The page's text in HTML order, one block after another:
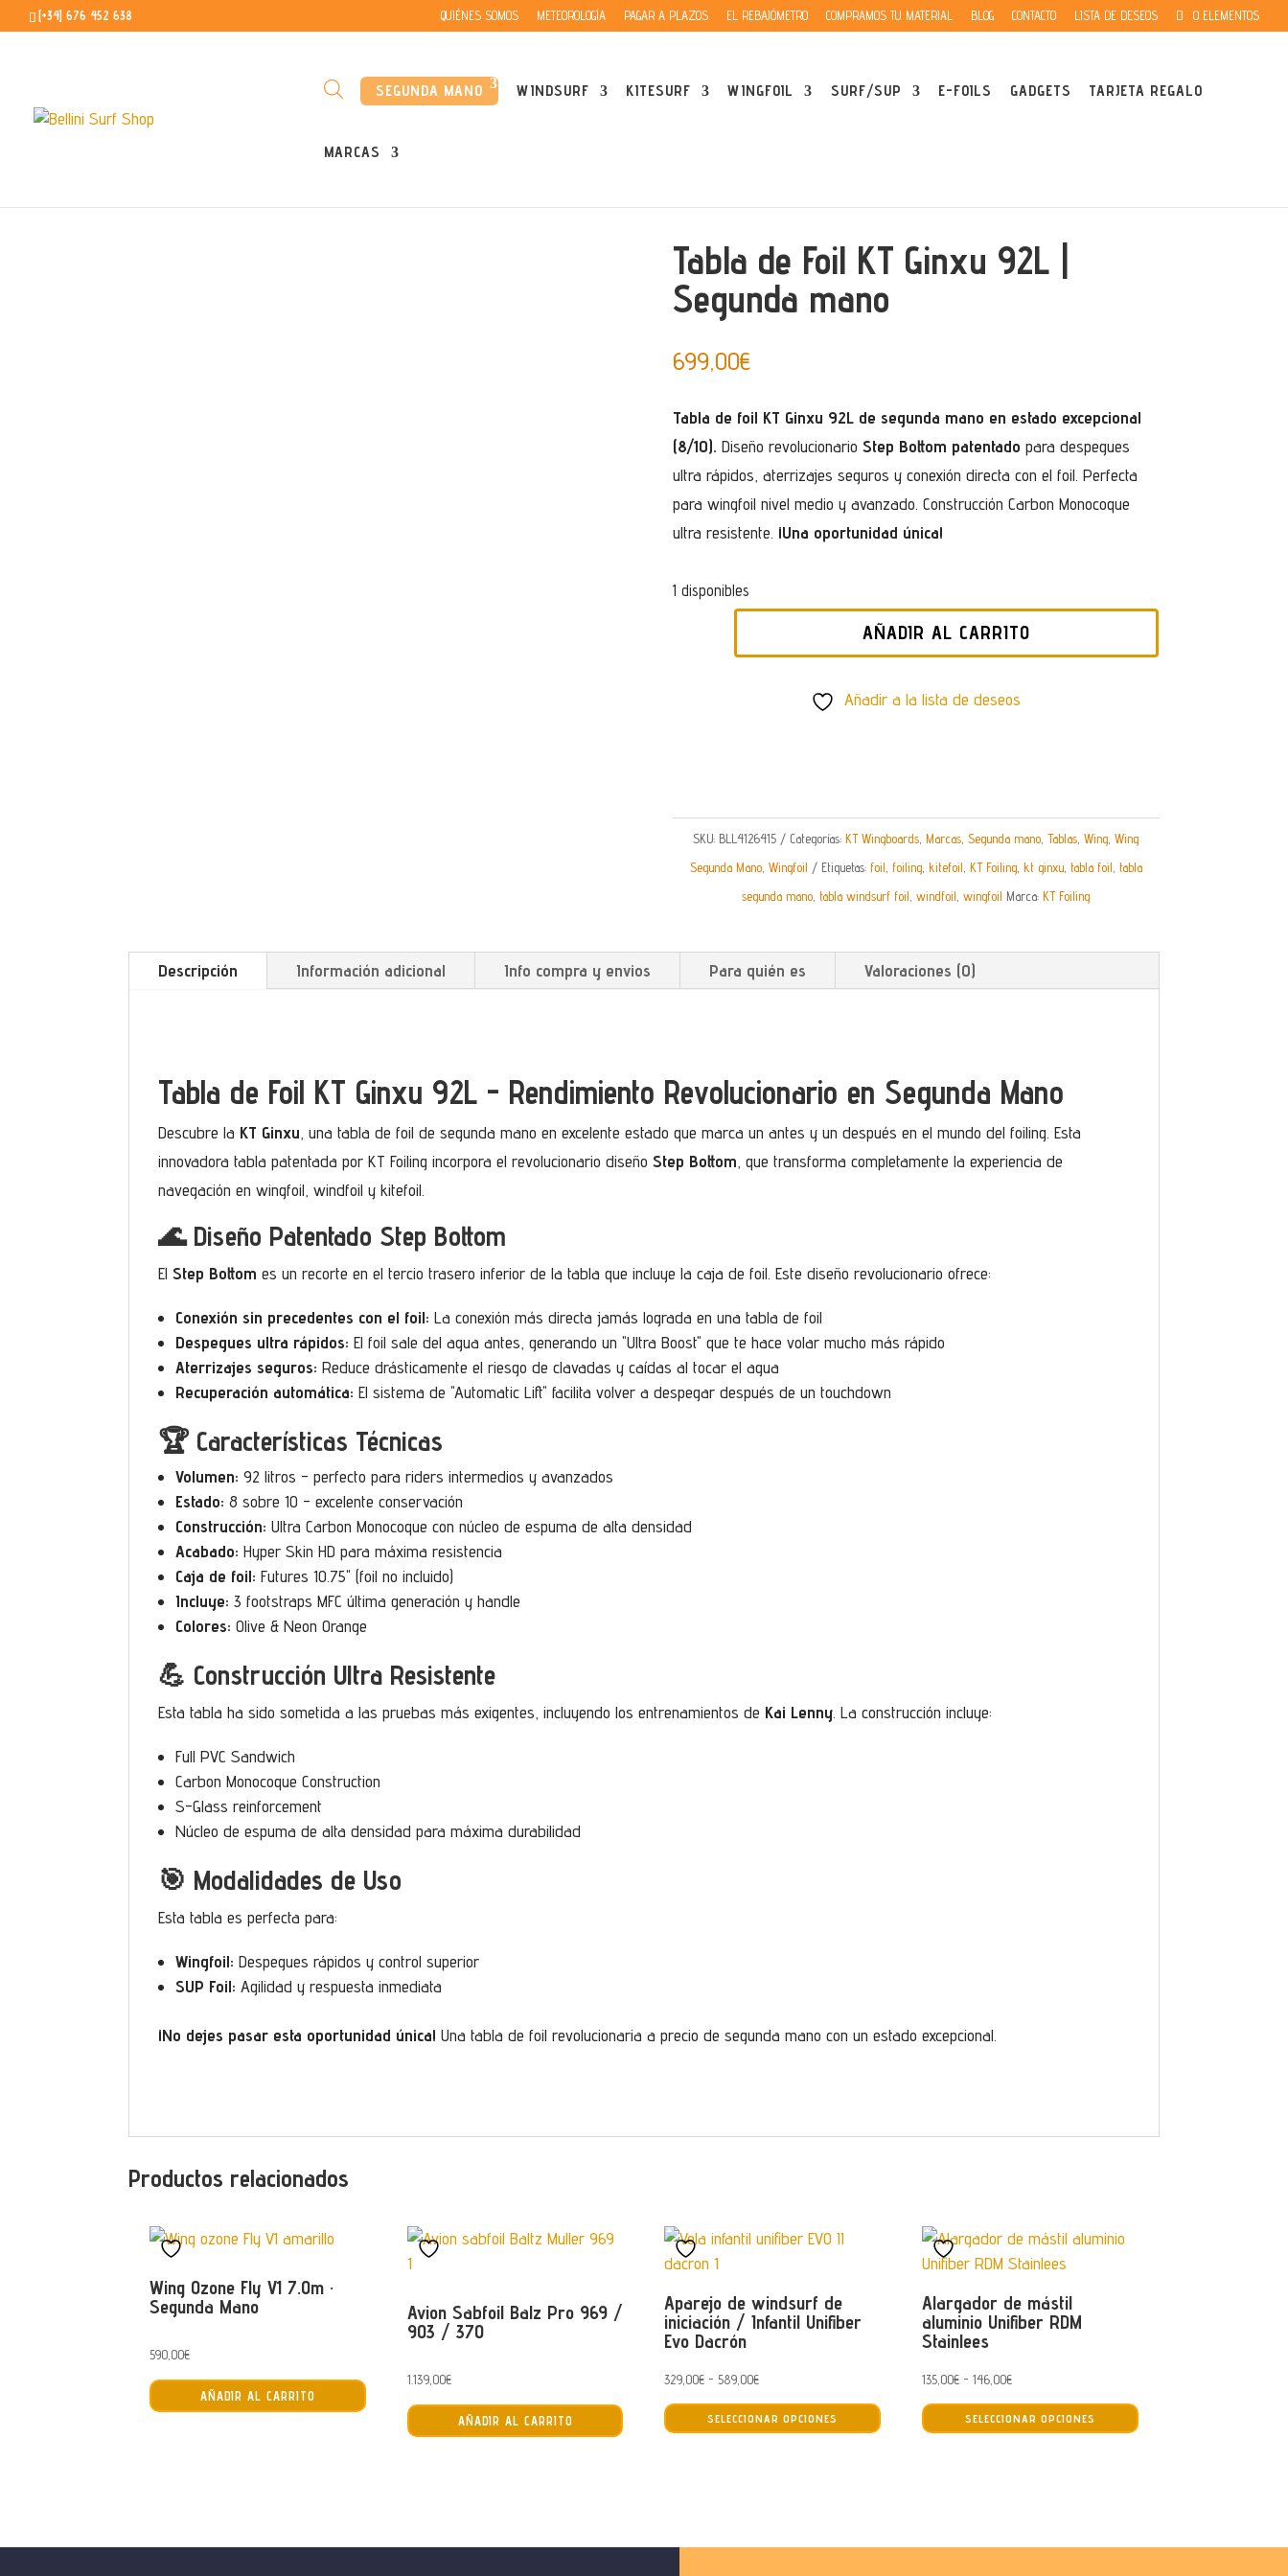
[+34] 676 452 638 QUIÉNES SOMOS METEOROLOGÍA PAGAR A PLAZOS EL REBAJÓMETRO COMPRAMOS TU MATERIAL BLOG CONTACTO LISTA DE DESEOS 0 ELEMENTOS
SEGUNDA MANO WINDSURF KITESURF WINGFOIL SURF/SUP E-FOILS GADGETS TARJETA REGALO
MARCAS
Wing Segunda Mano
Tabla de Foil KT Ginxu 92L |
Segunda mano
699,00€
Tabla de foil KT Ginxu 92L de segunda mano en estado excepcional
(8/10). Diseño revolucionario Step Bottom patentado para despegues
ultra rápidos, aterrizajes seguros y conexión directa con el foil. Perfecta
para wingfoil nivel medio y avanzado. Construcción Carbon Monocoque
ultra resistente. ¡Una oportunidad única!
1 disponibles
|
SEGUNDA
MANO
AÑADIR AL CARRITO
Añadir a la lista de deseos
SKU: BLL4126415 Categorías:KT Wingboards ,Marcas ,Segunda mano ,Tablas ,Wing ,Wing
Segunda Mano, Wingfoil Etiquetas: foil foiling, kitefoil KT Foiling, kt ginxu, tabla foil tabla
segunda mano ,tabla windsurf foil ,windfoil ,wingfoil Marca:KT Foiling
Descripción Información adicional Info compra y envios Para quién es Valoraciones (0)
Tabla de Foil KT Ginxu 92L - Rendimiento Revolucionario en Segunda Mano
Descubre la KT Ginxu , una tabla de foil de segunda mano en excelente estado que marca un antes y un después en el mundo del foiling. Esta
innovadora tabla patentada por KT Foiling incorpora el revolucionario diseñoStep Bottom , que transforma completamente la experiencia de
navegación en wingfoil, windfoil y kitefoil.
🌊 Diseño Patentado Step Bottom
ElStep Bottomes un recorte en el tercio trasero inferior de la tabla que incluye la caja de foil. Este diseño revolucionario ofrece:
Conexión sin precedentes con el foil: La conexión más directa jamás lograda en una tabla de foil
Despegues ultra rápidos: El foil sale del agua antes, generando un "Ultra Boost" que te hace volar mucho más rápido
Aterrizajes seguros: Reduce drásticamente el riesgo de clavadas y caídas al tocar el agua
Recuperación automática: El sistema de "Automatic Lift" facilita volver a despegar después de un touchdown
🏆 Características Técnicas
Volumen: 92 litros - perfecto para riders intermedios y avanzados
Estado: 8 sobre 10 - excelente conservación
Construcción: Ultra Carbon Monocoque con núcleo de espuma de alta densidad
Acabado: Hyper Skin HD para máxima resistencia
Caja de foil: Futures 10.75" (foil no incluido)
Incluye: 3 footstraps MFC última generación y handle
Colores: Olive & Neon Orange
💪 Construcción Ultra Resistente
Esta tabla ha sido sometida a las pruebas más exigentes, incluyendo los entrenamientos de Kai Lenny. La construcción incluye:
Full PVC Sandwich
Carbon Monocoque Construction
S-Glass reinforcement
Núcleo de espuma de alta densidad para máxima durabilidad
🎯 Modalidades de Uso
Esta tabla es perfecta para:
Wingfoil: Despegues rápidos y control superior
SUP Foil: Agilidad y respuesta inmediata
¡No dejes pasar esta oportunidad única! Una tabla de foil revolucionaria a precio de segunda mano con un estado excepcional.
Productos relacionados
Wing Ozone Fly V1 7.0m ·
Segunda Mano
590,00€
AÑADIR AL CARRITO
Avion Sabfoil Balz Pro 969 /
903 / 370
1.139,00€
AÑADIR AL CARRITO
Aparejo de windsurf de
iniciación / Infantil Unifiber
Evo Dacrón
329,00€ - 589,00€Rango
de
precios:
SELECCIONAR OPCIONES
producto
opciones
Alargador de mástil
aluminio Unifiber RDM
Stainlees
135,00€ - 146,00€Rango
de
precios:
SELECCIONAR OPCIONES
producto
opciones